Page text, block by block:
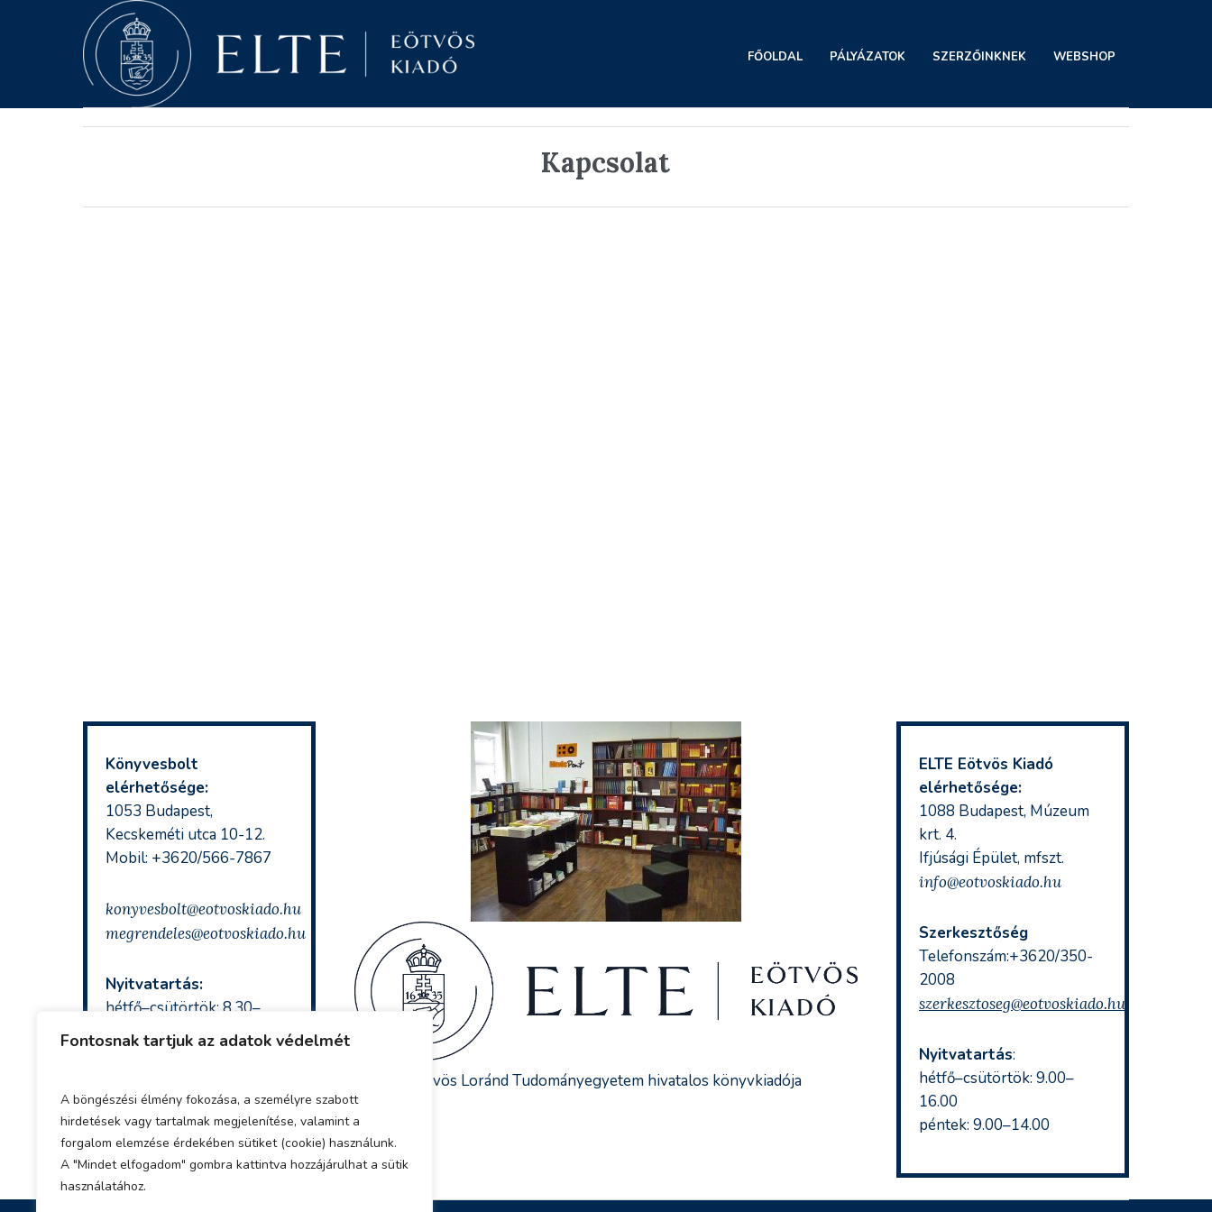
Fontosnak tartjuk az adatok védelmét
A böngészési élmény fokozása, a személyre szabott
hirdetések vagy tartalmak megjelenítése, valamint a
forgalom elemzése érdekében sütiket (cookie) használunk.
A "Mindet elfogadom" gombra kattintva hozzájárulhat a sütik
használatához.
FŐOLDAL PÁLYÁZATOK SZERZŐINKNEK WEBSHOP
Kapcsolat
Könyvesbolt
elérhetősége:
1053 Budapest,
Kecskeméti utca 10-12.
Mobil: +3620/566-7867
konyvesbolt@eotvoskiado.hu
megrendeles@eotvoskiado.hu
Nyitvatartás:
hétfő–csütörtök: 8.30–
16.30
péntek: 9.00–14.00
Eötvös Loránd Tudományegyetem hivatalos könyvkiadója
ELTE Eötvös Kiadó
elérhetősége:
1088 Budapest, Múzeum
krt. 4.
Ifjúsági Épület, mfszt.
info@eotvoskiado.hu
Szerkesztőség
Telefonszám:+3620/350-
2008
szerkesztoseg@eotvoskiado.hu
Nyitvatartás:
hétfő–csütörtök: 9.00–
16.00
péntek: 9.00–14.00